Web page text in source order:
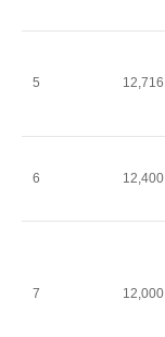
5 12,716
6 12,400
7 12,000